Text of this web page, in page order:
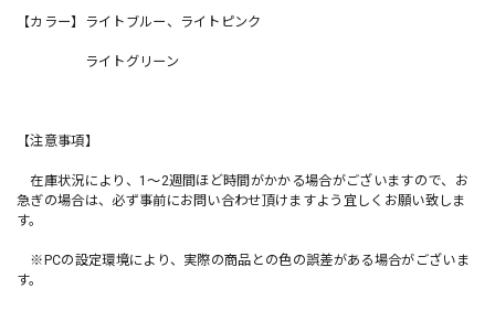
【カラー】ライトブルー、ライトピンク
ライトグリーン
【注意事項】
在庫状況により、1〜2週間ほど時間がかかる場合がございますので、お
急ぎの場合は、必ず事前にお問い合わせ頂けますよう宜しくお願い致しま
す。
※PCの設定環境により、実際の商品との色の誤差がある場合がございま
す。